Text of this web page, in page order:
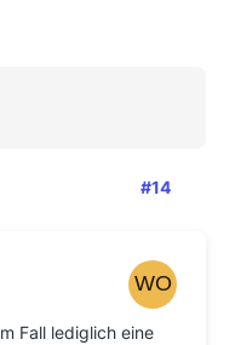
#14
Fall lediglich eine